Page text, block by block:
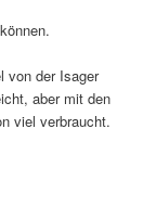
von der Isager
aber mit den
viel verbraucht.